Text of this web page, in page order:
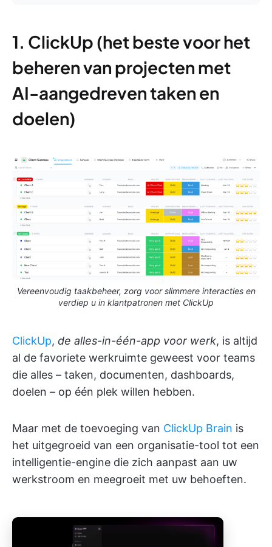
1. ClickUp (het beste voor het
beheren van projecten met
AI-aangedreven taken en
doelen)
Vereenvoudig taakbeheer, zorg voor slimmere interacties en
verdiep u in klantpatronen met ClickUp
ClickUp, de alles-in-één-app voor werk, is altijd
al de favoriete werkruimte geweest voor teams
die alles – taken, documenten, dashboards,
doelen – op één plek willen hebben.
Maar met de toevoeging van ClickUp Brain is
het uitgegroeid van een organisatie-tool tot een
intelligentie-engine die zich aanpast aan uw
werkstroom en meegroeit met uw behoeften.